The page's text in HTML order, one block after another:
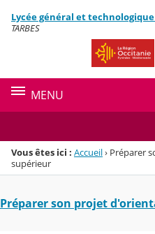
Menu de la rubrique
Contenu
Lycée général et
TARBES
MENU
Vous êtes ici : Accueil› Préparer
supérieur
Préparer son projet